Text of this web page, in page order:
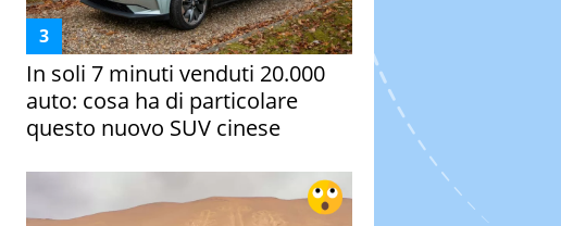
In soli 7 minuti venduti 20.000
auto: cosa ha di particolare
questo nuovo SUV cinese